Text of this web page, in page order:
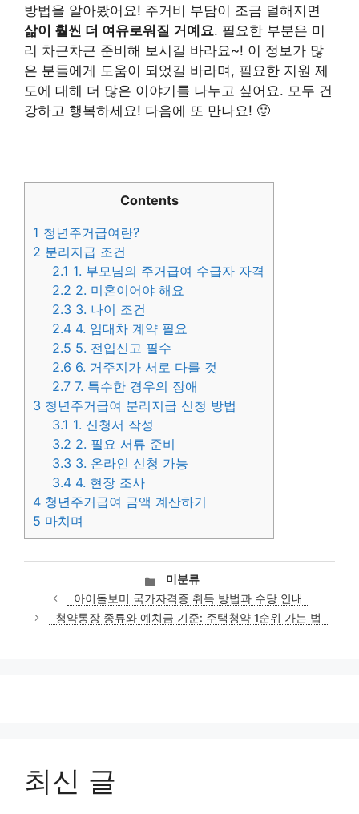
방법을 알아봤어요! 주거비 부담이 조금 덜해지면
삶이 훨씬 더 여유로워질 거예요. 필요한 부분은 미
리 차근차근 준비해 보시길 바라요~! 이 정보가 많
은 분들에게 도움이 되었길 바라며, 필요한 지원 제
도에 대해 더 많은 이야기를 나누고 싶어요. 모두 건
강하고 행복하세요! 다음에 또 만나요! 🙂
Contents
1 청년주거급여란?
2 분리지급 조건
2.1 1. 부모님의 주거급여 수급자 자격
2.2 2. 미혼이어야 해요
2.3 3. 나이 조건
2.4 4. 임대차 계약 필요
2.5 5. 전입신고 필수
2.6 6. 거주지가 서로 다를 것
2.7 7. 특수한 경우의 장애
3 청년주거급여 분리지급 신청 방법
3.1 1. 신청서 작성
3.2 2. 필요 서류 준비
3.3 3. 온라인 신청 가능
3.4 4. 현장 조사
4 청년주거급여 금액 계산하기
5 마치며
카
테
고
리
미분류
아이돌보미 국가자격증 취득 방법과 수당 안내
청약통장 종류와 예치금 기준: 주택청약 1순위 가는 법
최신 글